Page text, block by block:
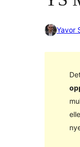
Yavor